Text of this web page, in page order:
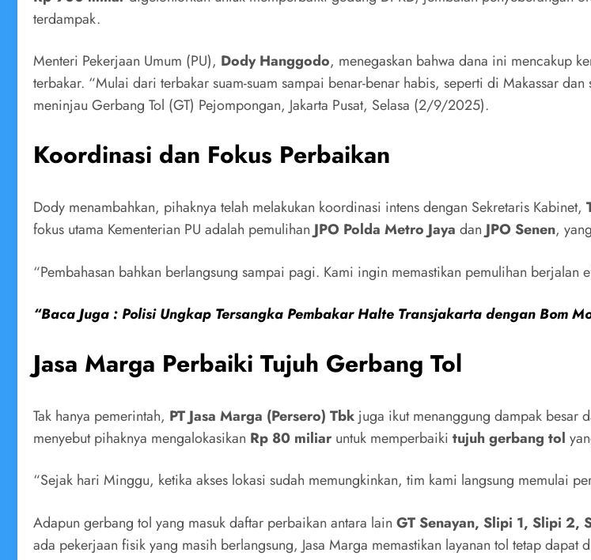
terdampak.
Menteri Pekerjaan Umum (PU), Dody Hanggodo, menegaskan bahwa dana ini mencakup
terbakar. “Mulai dari terbakar suam-suam sampai benar-benar habis, seperti di Makassar
meninjau Gerbang Tol (GT) Pejompongan, Jakarta Pusat, Selasa (2/9/2025).
Koordinasi dan Fokus Perbaikan
Dody menambahkan, pihaknya telah melakukan koordinasi intens dengan Sekretaris Kabinet,
fokus utama Kementerian PU adalah pemulihan JPO Polda Metro Jaya dan JPO Senen,
“Pembahasan bahkan berlangsung sampai pagi. Kami ingin memastikan pemulihan berjalan
“Baca Juga : Polisi Ungkap Tersangka Pembakar Halte Transjakarta dengan Bom
Jasa Marga Perbaiki Tujuh Gerbang Tol
Tak hanya pemerintah, PT Jasa Marga (Persero) Tbk juga ikut menanggung dampak besar
menyebut pihaknya mengalokasikan Rp 80 miliar untuk memperbaiki tujuh gerbang tol
“Sejak hari Minggu, ketika akses lokasi sudah memungkinkan, tim kami langsung memulai
Adapun gerbang tol yang masuk daftar perbaikan antara lain GT Senayan, Slipi 1, Slipi 2,
ada pekerjaan fisik yang masih berlangsung, Jasa Marga memastikan layanan tol tetap dapat